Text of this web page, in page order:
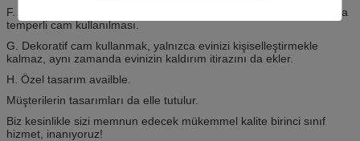
F. ANSI, BSI standartlarını karşılayan cam ünitesinin her iki yanında
temperli cam kullanılması.
G. Dekoratif cam kullanmak, yalnızca evinizi kişiselleştirmekle
kalmaz, aynı zamanda evinizin kaldırım itirazını da ekler.
H. Özel tasarım availble.
Müşterilerin tasarımları da elle tutulur.
Biz kesinlikle sizi memnun edecek mükemmel kalite birinci sınıf
hizmet, inanıyoruz!